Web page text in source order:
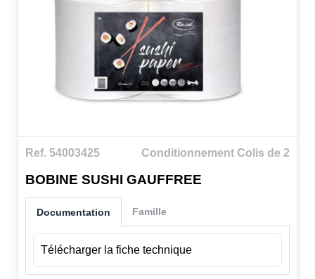
Ref. 54003425 Conditionnement Colis de 2
BOBINE SUSHI GAUFFREE
Documentation
Télécharger la fiche technique
Famille